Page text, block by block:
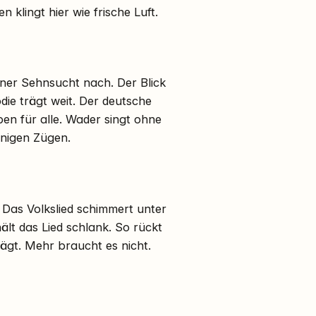
klingt hier wie frische Luft.
Sehnsucht nach. Der Blick
trägt weit. Der deutsche
für alle. Wader singt ohne
Zügen.
Volkslied schimmert unter
das Lied schlank. So rückt
Mehr braucht es nicht.